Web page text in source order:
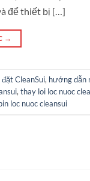
để thiết bị […]
→
CleanSui, hướng dẫn
, thay loi loc nuoc
loc nuoc cleansui